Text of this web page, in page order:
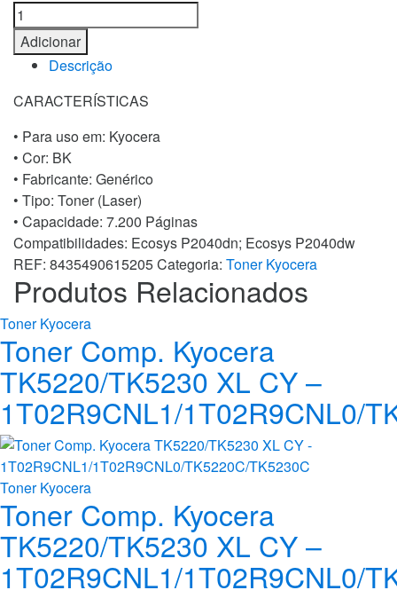
Toner
Comp.
Kyocera
TK1160
-
quantidade
Adicionar
Descrição
CARACTERÍSTICAS
• Para uso em: Kyocera
• Cor: BK
• Fabricante: Genérico
• Tipo: Toner (Laser)
• Capacidade: 7.200 Páginas
Compatibilidades: Ecosys P2040dn; Ecosys P2040dw
REF: 8435490615205Categoria: Toner Kyocera
Produtos Relacionados
Toner Kyocera
Toner Comp. Kyocera
TK5220/TK5230 XL CY –
1T02R9CNL1/1T02R9CNL0/
Toner Kyocera
Toner Comp. Kyocera
TK5220/TK5230 XL CY –
1T02R9CNL1/1T02R9CNL0/